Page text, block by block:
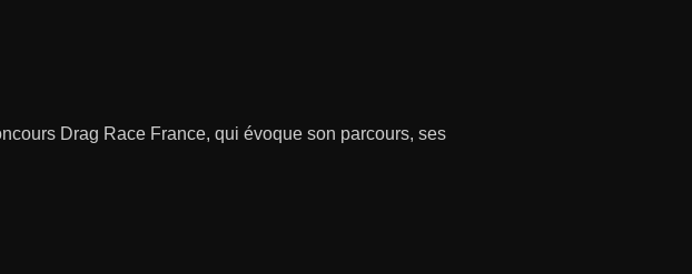
Drag Race France, qui évoque son parcours, ses